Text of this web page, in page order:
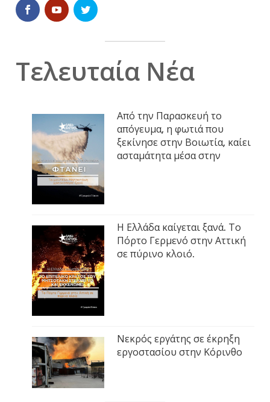
Τελευταία Νέα
Από την Παρασκευή το
απόγευμα, η φωτιά που
ξεκίνησε στην Βοιωτία, καίει
ασταμάτητα μέσα στην
Η Ελλάδα καίγεται ξανά. Το
Πόρτο Γερμενό στην Αττική
σε πύρινο κλοιό.
Νεκρός εργάτης σε έκρηξη
εργοστασίου στην Κόρινθο